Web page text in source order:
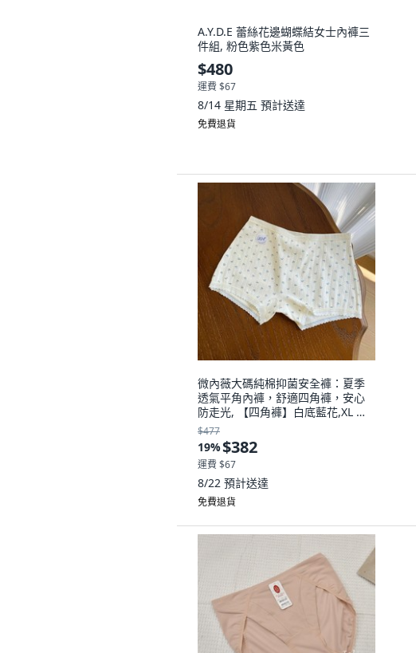
A.Y.D.E 蕾絲花邊蝴蝶結女士內褲三
件組, 粉色紫色米黃色
$480
運費 $67
8/14 星期五 預計送達
免費退貨
微內薇大碼純棉抑菌安全褲：夏季
透氣平角內褲，舒適四角褲，安心
防走光, 【四角褲】白底藍花,XL 約
65.0-80.0kg
$477
19%$382
運費 $67
8/22 預計送達
免費退貨